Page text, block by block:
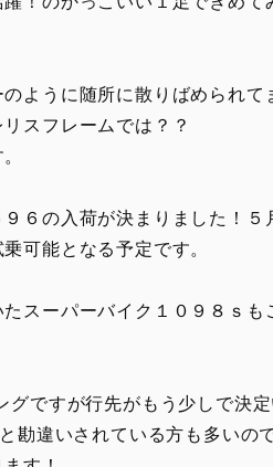
ように随所に散りばめられ
スフレームでは？？
６の入荷が決まりました！５
可能となる予定です。
スーパーバイク１０９８ｓも
ですが行先がもう少しで決定
違いされている方も多いの